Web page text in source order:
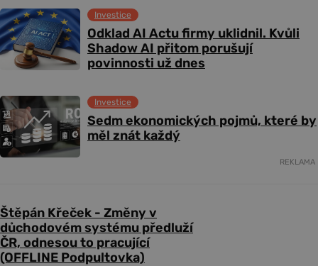
Odklad AI Actu firmy uklidnil. Kvůli
Shadow AI přitom porušují
povinnosti už dnes
Investice
Sedm ekonomických pojmů, které by
měl znát každý
Investice
REKLAMA
Štěpán Křeček - Změny v
důchodovém systému předluží
ČR, odnesou to pracující
(OFFLINE Podpultovka)